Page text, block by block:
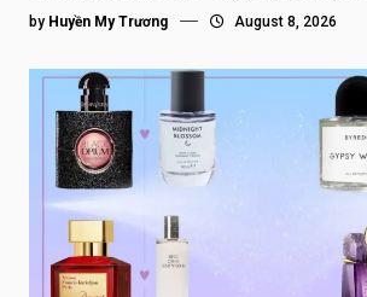
by Huyền My Trương August 8, 2026